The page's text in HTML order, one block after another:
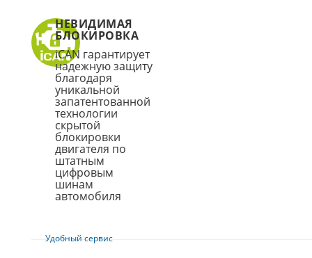
НЕВИДИМАЯ
БЛОКИРОВКА
iCAN гарантирует
надежную защиту
благодаря
уникальной
запатентованной
технологии
скрытой
блокировки
двигателя по
штатным
цифровым
шинам
автомобиля
Удобный сервис